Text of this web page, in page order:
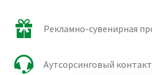
Рекламно-сувенирная
Аутсорсинговый